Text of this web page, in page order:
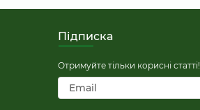
Підписка
Отримуйте тільки корисні статті!